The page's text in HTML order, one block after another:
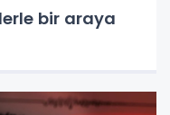
bir araya